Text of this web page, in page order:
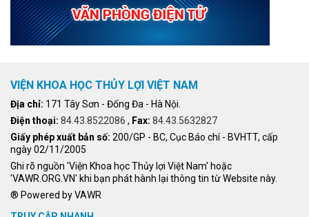
VIỆN KHOA HỌC THỦY LỢI VIỆT NAM
Địa chỉ: 171 Tây Sơn - Đống Đa - Hà Nội.
Điện thoại: 84.43.8522086 , Fax: 84.43.5632827
Giấy phép xuất bản số: 200/GP - BC, Cục Báo chí - BVHTT, cấp
ngày 02/11/2005
Ghi rõ nguồn 'Viện Khoa học Thủy lợi Việt Nam' hoặc
'VAWR.ORG.VN' khi bạn phát hành lại thông tin từ Website này.
® Powered by VAWR